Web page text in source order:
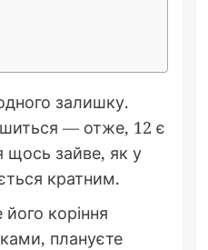
залишку.
— отже, 12 є
щось зайве, як у
кратним.
коріння
плануєте